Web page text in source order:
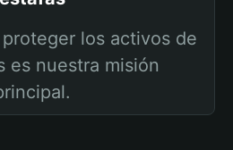
los activos de
es nuestra misión